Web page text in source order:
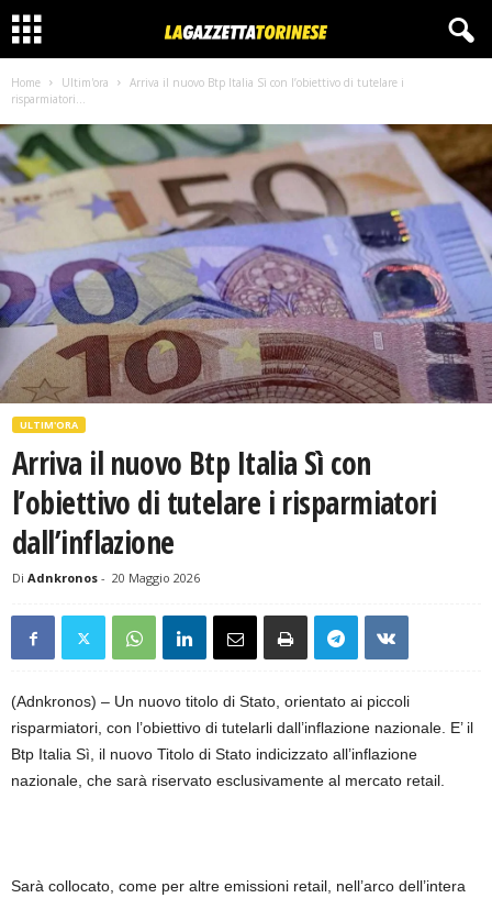
Home Ultim'ora
Arriva il nuovo Btp Italia Sì con l’obiettivo di tutelare i
risparmiatori...
ULTIM'ORA
Arriva il nuovo Btp Italia Sì con
l’obiettivo di tutelare i risparmiatori
dall’inflazione
Di Adnkronos - 20 Maggio 2026
(Adnkronos) – Un nuovo titolo di Stato, orientato ai piccoli
risparmiatori, con l’obiettivo di tutelarli dall’inflazione nazionale. E’ il
Btp Italia Sì, il nuovo Titolo di Stato indicizzato all’inflazione
nazionale, che sarà riservato esclusivamente al mercato retail.
Sarà collocato, come per altre emissioni retail, nell’arco dell’intera